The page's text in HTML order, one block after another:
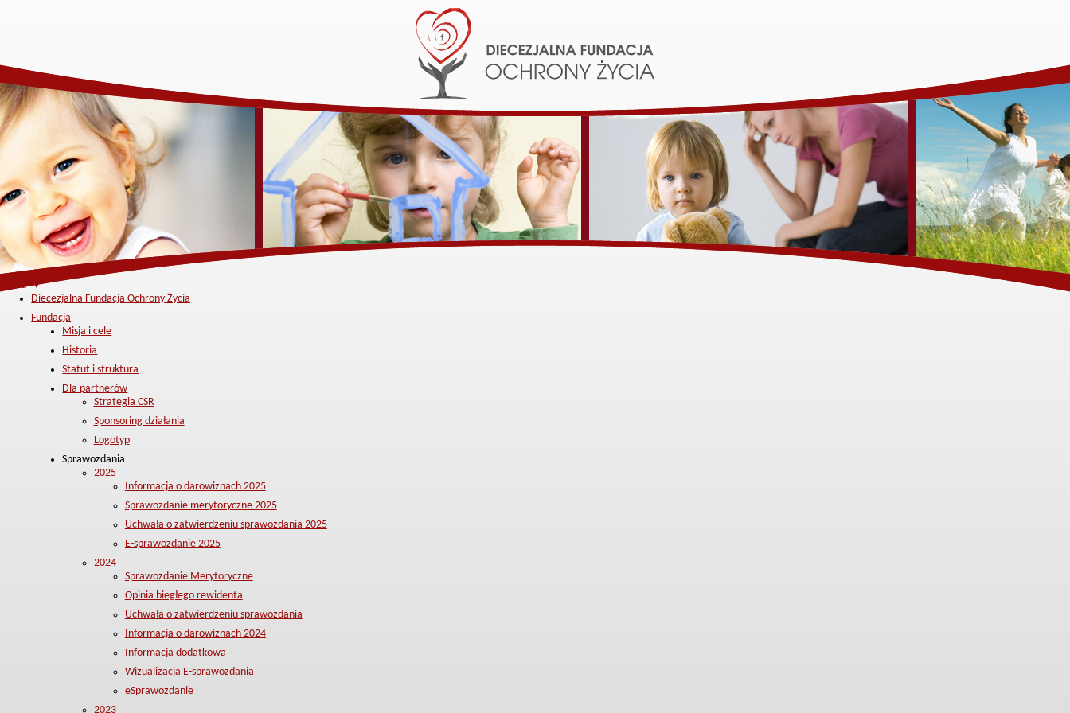
Menu ▼
Diecezjalna Fundacja Ochrony Życia
Fundacja
Misja i cele
Historia
Statut i struktura
Dla partnerów
Strategia CSR
Sponsoring działania
Logotyp
Sprawozdania
2025
Informacja o darowiznach 2025
Sprawozdanie merytoryczne 2025
Uchwała o zatwierdzeniu sprawozdania 2025
E-sprawozdanie 2025
2024
Sprawozdanie Merytoryczne
Opinia biegłego rewidenta
Uchwała o zatwierdzeniu sprawozdania
Informacja o darowiznach 2024
Informacja dodatkowa
Wizualizacja E-sprawozdania
eSprawozdanie
2023